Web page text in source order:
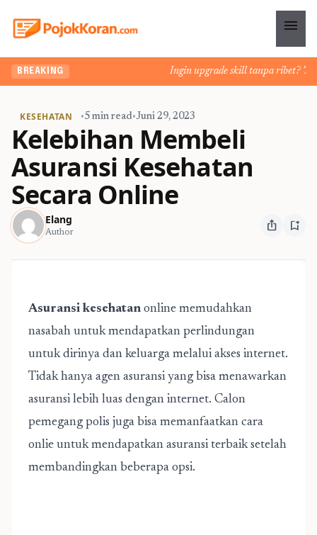
menu
BREAKING Ingin upgrade skill tanpa ribet?
KESEHATAN •5 min read•Juni 29, 2023
Kelebihan Membeli
Asuransi Kesehatan
Secara Online
Elang
Author ios_share bookmark_add
Asuransi kesehatan online memudahkan
nasabah untuk mendapatkan perlindungan
untuk dirinya dan keluarga melalui akses internet.
Tidak hanya agen asuransi yang bisa menawarkan
asuransi lebih luas dengan internet. Calon
pemegang polis juga bisa memanfaatkan cara
onlie untuk mendapatkan asuransi terbaik setelah
membandingkan beberapa opsi.